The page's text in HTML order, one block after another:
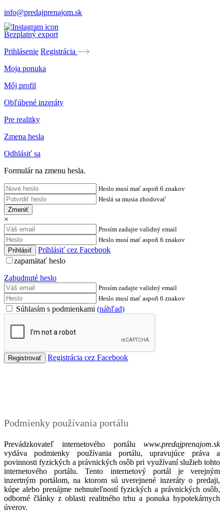
info@predajprenajom.sk
Bezplatný export
Prihlásenie Registrácia
Moja ponuka
Môj profil
Obľúbené inzeráty
Pre realitky
Zmena hesla
Odhlásiť sa
Formulár na zmenu hesla.
Heslo musí mať aspoň 6 znakov
Heslá sa musia zhodovať
Zmeniť
×
Prosím zadajte validný email
Heslo musí mať aspoň 6 znakov
Prihlásiť cez Facebook
zapamätať heslo
Zabudnuté heslo
Prosím zadajte validný email
Heslo musí mať aspoň 6 znakov
Súhlasím s podmienkami (náhľad)
Registrácia cez Facebook
Podmienky používania portálu
Prevádzkovateľ internetového portálu www.predajprenajom.sk
vydáva podmienky používania portálu, upravujúce práva a
povinnosti fyzických a právnických osôb pri využívaní služieb tohto
internetového portálu. Tento internetový portál je verejným
inzertným portálom, na ktorom sú uverejnené inzeráty o predaji,
kúpe alebo prenájme nehnuteľností fyzických a právnických osôb,
odborné články z oblasti realitného trhu a ponuka hypotekárnych
úverov.